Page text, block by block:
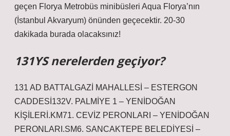
geçen Florya Metrobüs minibüsleri Aqua Florya’nın
(İstanbul Akvaryum) önünden geçecektir. 20-30
dakikada burada olacaksınız!
131YS nerelerden geçiyor?
131 AD BATTALGAZİ MAHALLESİ – ESTERGON
CADDESİ132V. PALMİYE 1 – YENİDOĞAN
KİŞİLERİ.KM71. CEVİZ PERONLARI – YENİDOĞAN
PERONLARI.SM6. SANCAKTEPE BELEDİYESİ –